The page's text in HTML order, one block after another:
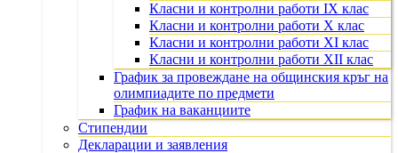
Класни и контролни работи IX клас
Класни и контролни работи X клас
Класни и контролни работи XI клас
Класни и контролни работи XII клас
График за провеждане на общинския кръг на
олимпиадите по предмети
График на ваканциите
Стипендии
Декларации и заявления